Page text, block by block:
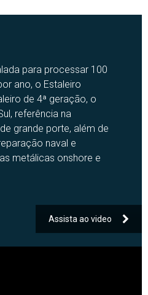
para processar 100
ano, o Estaleiro
de 4ª geração, o
referência na
grande porte, além de
naval e
metálicas onshore e
Assista ao video